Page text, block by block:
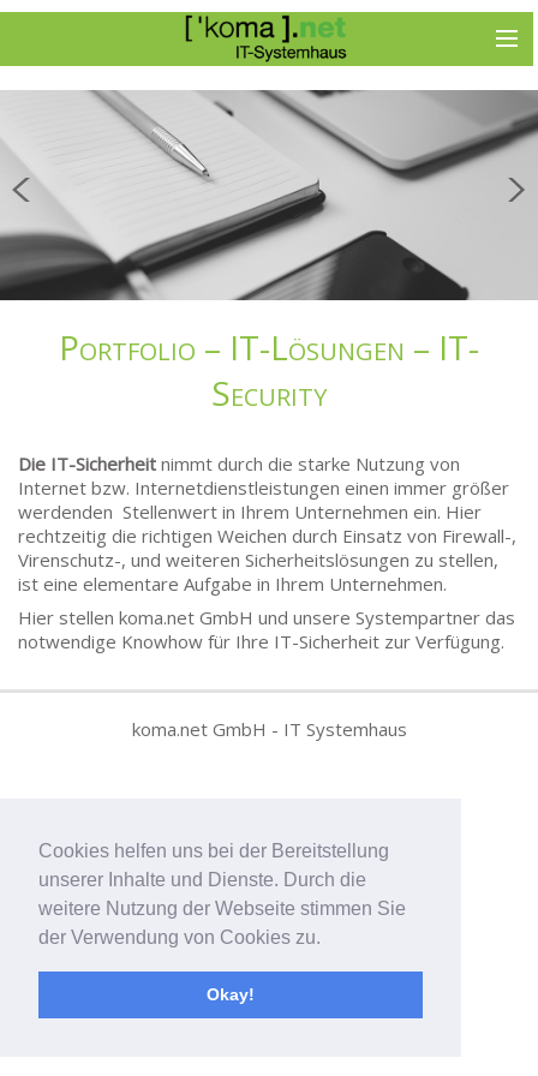
Cookies helfen uns bei der Bereitstellung
unserer Inhalte und Dienste. Durch die
weitere Nutzung der Webseite stimmen Sie
der Verwendung von Cookies zu.
Okay!
Portfolio – IT-Lösungen – IT-
Security
Die IT-Sicherheit nimmt durch die starke Nutzung von
Internet bzw. Internetdienstleistungen einen immer größer
werdenden Stellenwert in Ihrem Unternehmen ein. Hier
rechtzeitig die richtigen Weichen durch Einsatz von Firewall-,
Virenschutz-, und weiteren Sicherheitslösungen zu stellen,
ist eine elementare Aufgabe in Ihrem Unternehmen.
Hier stellen koma.net GmbH und unsere Systempartner das
notwendige Knowhow für Ihre IT-Sicherheit zur Verfügung.
koma.net GmbH - IT Systemhaus